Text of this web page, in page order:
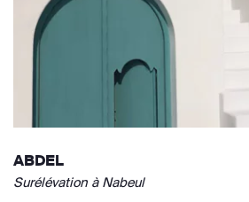
ABDEL
Surélévation à Nabeul